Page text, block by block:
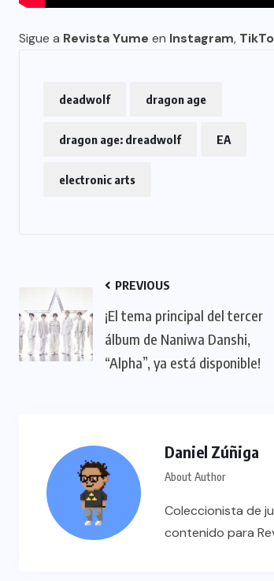
Sigue a Revista Yume en Instagram,
deadwolf dragon age
dragon age: dreadwolf EA
electronic arts
PREVIOUS
¡El tema principal del tercer
álbum de Naniwa Danshi,
“Alpha”, ya está disponible!
Daniel Zúñiga
About Author
Coleccionista de
contenido para